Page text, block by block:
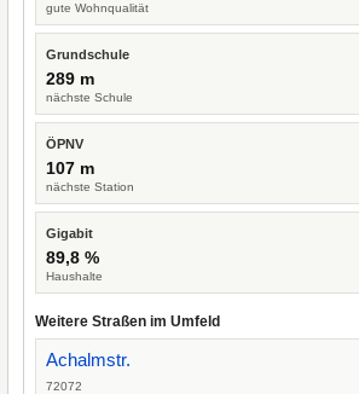
gute Wohnqualität
Grundschule
289 m
nächste Schule
ÖPNV
107 m
nächste Station
Gigabit
89,8 %
Haushalte
Weitere Straßen im Umfeld
Achalmstr.
72072